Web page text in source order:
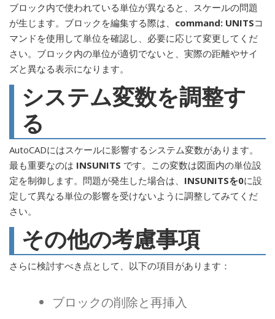
ブロック内で使われている単位が異なると、スケールの問題
が生じます。ブロックを編集する際は、 command: UNITSコ
マンドを使用して単位を確認し、必要に応じて変更してくだ
さい。ブロック内の単位が適切でないと、実際の距離やサイ
ズと異なる表示になります。
システム変数を調整す
る
AutoCADにはスケールに影響するシステム変数があります。
最も重要なのは INSUNITS です。この変数は図面内の単位設
定を制御します。問題が発生した場合は、 INSUNITSを0に設
定して異なる単位の影響を受けないように調整してみてくだ
さい。
その他の考慮事項
さらに検討すべき点として、以下の項目があります：
ブロックの削除と再挿入